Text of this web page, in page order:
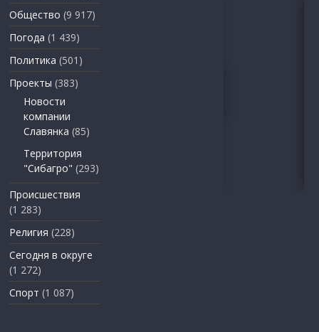
Общество (9 917)
Погода (1 439)
Политика (501)
Проекты (383)
Новости
компании
Славянка (85)
Территория
"Сибагро" (293)
Происшествия
(1 283)
Религия (228)
Сегодня в округе
(1 272)
Спорт (1 087)